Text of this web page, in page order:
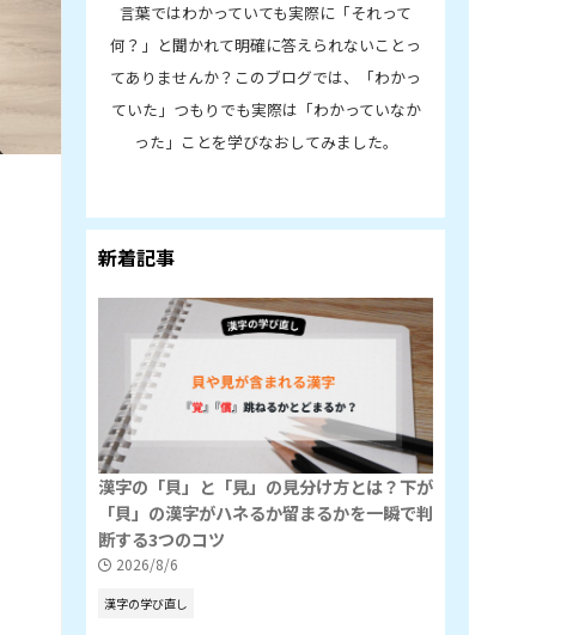
言葉ではわかっていても実際に「それって
何？」と聞かれて明確に答えられないことっ
てありませんか？このブログでは、「わかっ
ていた」つもりでも実際は「わかっていなか
った」ことを学びなおしてみました。
新着記事
漢字の「貝」と「見」の見分け方とは？下が
「貝」の漢字がハネるか留まるかを一瞬で判
断する3つのコツ
2026/8/6
漢字の学び直し